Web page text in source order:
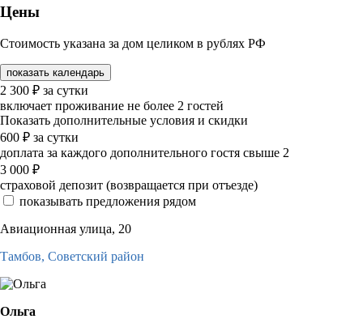
Цены
Стоимость указана за дом целиком в рублях РФ
показать календарь
2 300 ₽ за сутки
включает проживание не более 2 гостей
Показать дополнительные условия и скидки
600 ₽ за сутки
доплата за каждого дополнительного гостя свыше 2
3 000 ₽
страховой депозит (возвращается при отъезде)
показывать предложения рядом
Авиационная улица, 20
Тамбов, Советский район
Ольга